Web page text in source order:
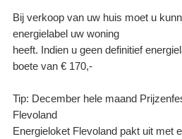
Bij verkoop van uw huis moet u
energielabel uw woning
heeft. Indien u geen definitief
boete van € 170,-
Tip: December hele maand
Flevoland
Energieloket Flevoland pakt uit met